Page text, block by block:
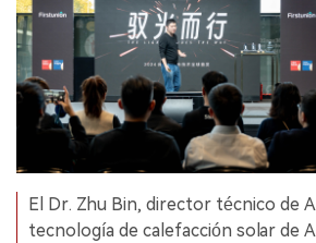
El Dr. Zhu Bin, director técnico de
tecnología de calefacción solar de